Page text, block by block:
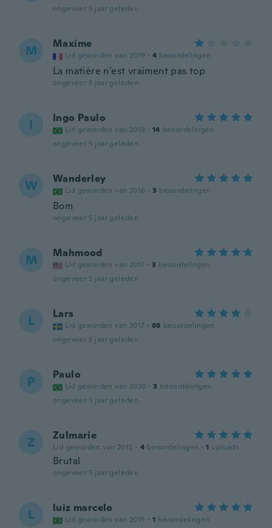
ongeveer 5 jaar geleden
M Maxime
Lid geworden van 2019 · 4 beoordelingen
La matière n’est vraiment pas top
ongeveer 5 jaar geleden
I Ingo Paulo
Lid geworden van 2018 · 14 beoordelingen
ongeveer 5 jaar geleden
W Wanderley
Lid geworden van 2016 · 3 beoordelingen
Bom
ongeveer 5 jaar geleden
M Mahmood
Lid geworden van 2017 · 3 beoordelingen
ongeveer 5 jaar geleden
L Lars
Lid geworden van 2017 · 88 beoordelingen
ongeveer 5 jaar geleden
P Paulo
Lid geworden van 2020 · 3 beoordelingen
ongeveer 5 jaar geleden
Z Zulmarie
Lid geworden van 2015 · 4 beoordelingen · 1 uploads
Brutal
ongeveer 5 jaar geleden
L luiz marcelo
Lid geworden van 2015 · 1 beoordelingen